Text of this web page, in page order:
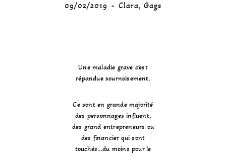
09/02/2019 Clara, Gags
Une maladie grave c’est
répandue sournoisement.
Ce sont en grande majorité
des personnages influent,
des grand entrepreneurs ou
des financier qui sont
touchés…du moins pour le